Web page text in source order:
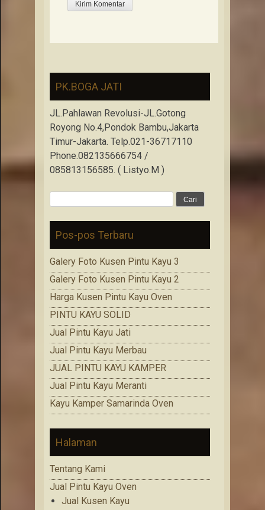
PK.BOGA JATI
JL.Pahlawan Revolusi-JL.Gotong
Royong No.4,Pondok Bambu,Jakarta
Timur-Jakarta. Telp.021-36717110
Phone.082135666754 /
085813156585. ( Listyo.M )
Pos-pos Terbaru
Galery Foto Kusen Pintu Kayu 3
Galery Foto Kusen Pintu Kayu 2
Harga Kusen Pintu Kayu Oven
PINTU KAYU SOLID
Jual Pintu Kayu Jati
Jual Pintu Kayu Merbau
JUAL PINTU KAYU KAMPER
Jual Pintu Kayu Meranti
Kayu Kamper Samarinda Oven
Halaman
Tentang Kami
Jual Pintu Kayu Oven
Jual Kusen Kayu